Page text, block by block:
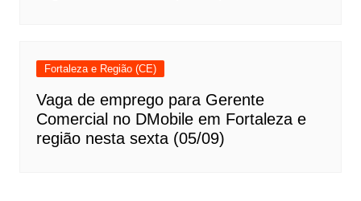
Fortaleza e Região (CE)
Vaga de emprego para Gerente
Comercial no DMobile em Fortaleza e
região nesta sexta (05/09)